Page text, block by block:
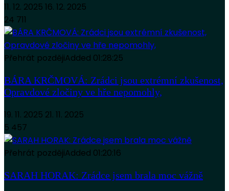
11. 12. 2025 16. 12. 2025
24 711
Přehrát pozdějiAdded 01:28:25
BÁRA KRČMOVÁ: Zrádci jsou extrémní zkušenost,
Opravdové zločiny ve hře nepomohly,
19. 11. 2025 21. 11. 2025
5 457
Přehrát pozdějiAdded 01:20:16
SARAH HORAK: Zrádce jsem brala moc vážně